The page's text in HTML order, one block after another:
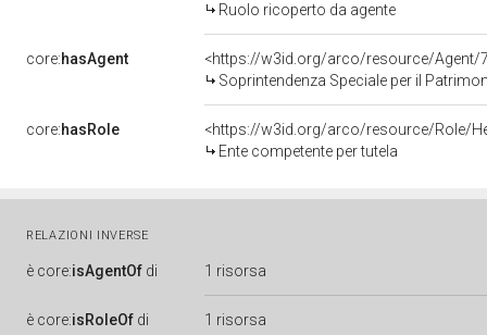
Ruolo ricoperto da agente
core:hasAgent
<https://w3id.org/arco/resource/Agent/
Soprintendenza Speciale per il Patrimonio Storico
core:hasRole
<https://w3id.org/arco/resource/Role/
Ente competente per tutela
RELAZIONI INVERSE
è core:isAgentOf di 1 risorsa
è core:isRoleOf di 1 risorsa